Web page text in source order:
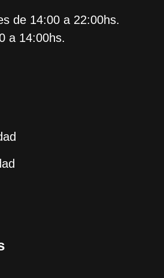
de 14:00 a 22:00hs.
a 14:00hs.